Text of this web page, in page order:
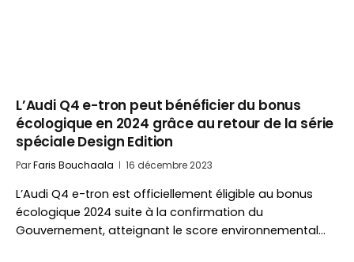
L’Audi Q4 e-tron peut bénéficier du bonus
écologique en 2024 grâce au retour de la série
spéciale Design Edition
ParFaris Bouchaala 16 décembre 2023
L’Audi Q4 e-tron est officiellement éligible au bonus
écologique 2024 suite à la confirmation du
Gouvernement, atteignant le score environnemental…